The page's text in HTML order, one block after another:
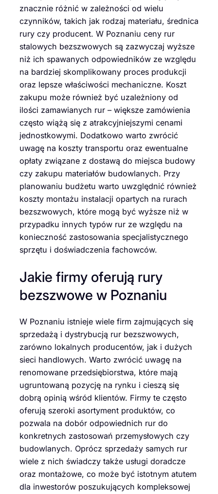
znacznie różnić w zależności od wielu
czynników, takich jak rodzaj materiału, średnica
rury czy producent. W Poznaniu ceny rur
stalowych bezszwowych są zazwyczaj wyższe
niż ich spawanych odpowiedników ze względu
na bardziej skomplikowany proces produkcji
oraz lepsze właściwości mechaniczne. Koszt
zakupu może również być uzależniony od
ilości zamawianych rur – większe zamówienia
często wiążą się z atrakcyjniejszymi cenami
jednostkowymi. Dodatkowo warto zwrócić
uwagę na koszty transportu oraz ewentualne
opłaty związane z dostawą do miejsca budowy
czy zakupu materiałów budowlanych. Przy
planowaniu budżetu warto uwzględnić również
koszty montażu instalacji opartych na rurach
bezszwowych, które mogą być wyższe niż w
przypadku innych typów rur ze względu na
konieczność zastosowania specjalistycznego
sprzętu i doświadczenia fachowców.
Jakie firmy oferują rury
bezszwowe w Poznaniu
W Poznaniu istnieje wiele firm zajmujących się
sprzedażą i dystrybucją rur bezszwowych,
zarówno lokalnych producentów, jak i dużych
sieci handlowych. Warto zwrócić uwagę na
renomowane przedsiębiorstwa, które mają
ugruntowaną pozycję na rynku i cieszą się
dobrą opinią wśród klientów. Firmy te często
oferują szeroki asortyment produktów, co
pozwala na dobór odpowiednich rur do
konkretnych zastosowań przemysłowych czy
budowlanych. Oprócz sprzedaży samych rur
wiele z nich świadczy także usługi doradcze
oraz montażowe, co może być istotnym atutem
dla inwestorów poszukujących kompleksowej